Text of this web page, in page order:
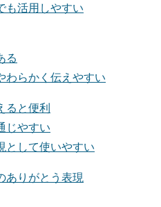
も活用しやすい
る
わらかく伝えやすい
ると便利
じやすい
として使いやすい
ありがとう表現